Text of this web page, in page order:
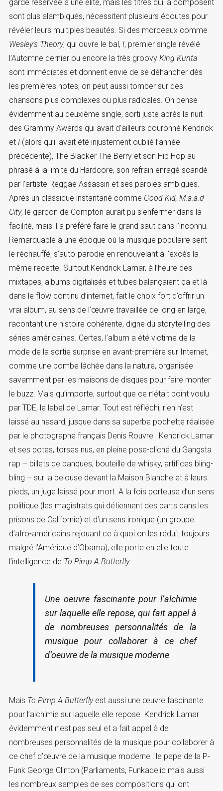
garde réservée à une élite, mais les titres qui la composent
sont plus alambiqués, nécessitent plusieurs écoutes pour
révéler leurs multiples beautés. Si des morceaux comme
Wesley’s Theory, qui ouvre le bal, I, premier single révélé
l’Automne dernier ou encore la très groovy King Kunta
sont immédiates et donnent envie de se déhancher dès
les premières notes, on peut aussi tomber sur des
chansons plus complexes ou plus radicales. On pense
évidemment au deuxième single, sorti juste après la nuit
des Grammy Awards qui avait d’ailleurs couronné Kendrick
et I(alors qu’il avait été injustement oublié l’année
précédente), The Blacker The Berry et son Hip Hop au
phrasé à la limite du Hardcore, son refrain enragé scandé
par l’artiste Reggae Assassin et ses paroles ambiguës.
Après un classique instantané comme Good Kid, M.a.a.d
City, le garçon de Compton aurait pu s’enfermer dans la
facilité, mais il a préféré faire le grand saut dans l’inconnu.
Remarquable à une époque où la musique populaire sent
le réchauffé, s’auto-parodie en renouvelant à l’excès la
même recette. Surtout Kendrick Lamar, à l’heure des
mixtapes, albums digitalisés et tubes balançaient ça et là
dans le flow continu d’internet, fait le choix fort d’offrir un
vrai album, au sens de l’œuvre travaillée de long en large,
racontant une histoire cohérente, digne du storytelling des
séries américaines. Certes, l’album a été victime de la
mode de la sortie surprise en avant-première sur Internet,
comme une bombe lâchée dans la nature, organisée
savamment par les maisons de disques pour faire monter
le buzz. Mais qu’importe, surtout que ce n’était point voulu
par TDE, le label de Lamar. Tout est réfléchi, rien n’est
laissé au hasard, jusque dans sa superbe pochette réalisée
par le photographe français Denis Rouvre : Kendrick Lamar
et ses potes, torses nus, en pleine pose-cliché du Gangsta
rap – billets de banques, bouteille de whisky, artifices bling-
bling – sur la pelouse devant la Maison Blanche et à leurs
pieds, un juge laissé pour mort. A la fois porteuse d’un sens
politique (les magistrats qui détiennent des parts dans les
prisons de Californie) et d’un sens ironique (un groupe
d’afro-américains rejouant ce à quoi on les réduit toujours
malgré l’Amérique d’Obama), elle porte en elle toute
l’intelligence de To Pimp A Butterfly.
Une oeuvre fascinante pour l’alchimie
sur laquelle elle repose, qui fait appel à
de nombreuses personnalités de la
musique pour collaborer à ce chef
d’oeuvre de la musique moderne
Mais To Pimp A Butterflyest aussi une œuvre fascinante
pour l’alchimie sur laquelle elle repose. Kendrick Lamar
évidemment n’est pas seul et a fait appel à de
nombreuses personnalités de la musique pour collaborer à
ce chef d’œuvre de la musique moderne : le pape de la P-
Funk George Clinton (Parliaments, Funkadelic mais aussi
les nombreux samples de ses compositions qui ont